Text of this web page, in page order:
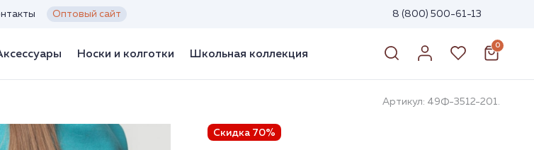
Оптовый сайт 8 (800) 500-61-13
Носки и колготки Школьная коллекция
0
Артикул: 49Ф-3512-201.
Скидка 70%